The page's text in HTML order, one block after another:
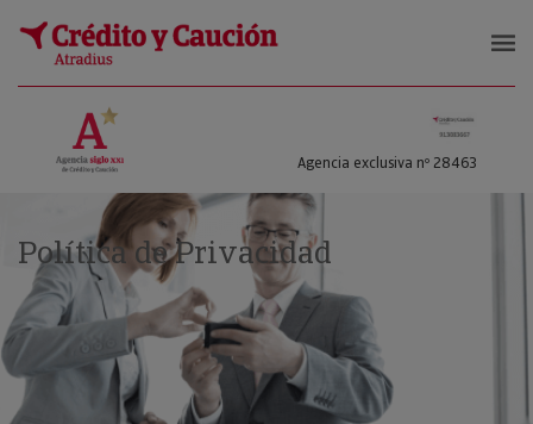
Crédito y Riesgos
Agencia exclusiva nº 28463
Política de Privacidad